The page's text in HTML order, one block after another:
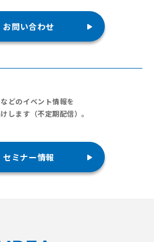
お問い合わせ
どのイベント情報を
します（不定期配信）。
セミナー情報